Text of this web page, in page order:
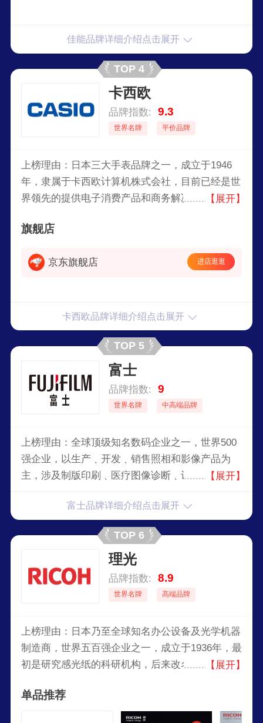
佳能品牌详细介绍点击展开
TOP 4
卡西欧
品牌指数: 9.3
世界名牌 平价品牌
上榜理由：日本三大手表品牌之一，成立于1946
年，隶属于卡西欧计算机株式会社，目前已经是世
界领先的提供电子消费产品和商务解决方案的知名
器、辞典等各类产品。
【展开】
旗舰店
京东旗舰店 进店逛逛
卡西欧品牌详细介绍点击展开
TOP 5
富士
品牌指数: 9
世界名牌 中高端品牌
上榜理由：全球顶级知名数码企业之一，世界500
强企业，以生产﹑开发﹑销售照相和影像产品为
主，涉及制版印刷﹑医疗图像诊断﹑记录媒体﹑办
【展开】
富士品牌详细介绍点击展开
TOP 6
理光
品牌指数: 8.9
世界名牌 高端品牌
上榜理由：日本乃至全球知名办公设备及光学机器
制造商，世界五百强企业之一，成立于1936年，最
初是研究感光纸的科研机构，后来改名为理光。它
以及轻便型数码相机。在1963年成立了香港分公
司。理光不仅是办公设备制造商，还提供文档解决
【展开】
单品推荐